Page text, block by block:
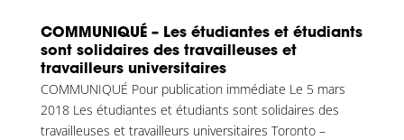
COMMUNIQUÉ – Les étudiantes et étudiants
sont solidaires des travailleuses et
travailleurs universitaires
COMMUNIQUÉ Pour publication immédiate Le 5 mars
2018 Les étudiantes et étudiants sont solidaires des
travailleuses et travailleurs universitaires Toronto –